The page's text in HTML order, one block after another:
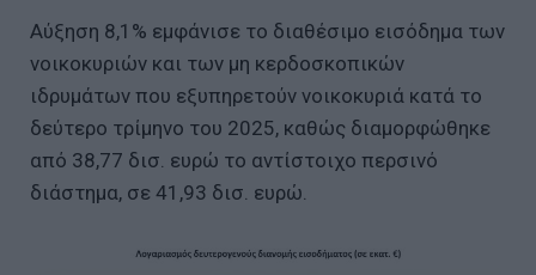
Αύξηση 8,1% εμφάνισε το διαθέσιμο εισόδημα των
νοικοκυριών και των μη κερδοσκοπικών
ιδρυμάτων που εξυπηρετούν νοικοκυριά κατά το
δεύτερο τρίμηνο του 2025, καθώς διαμορφώθηκε
από 38,77 δισ. ευρώ το αντίστοιχο περσινό
διάστημα, σε 41,93 δισ. ευρώ.